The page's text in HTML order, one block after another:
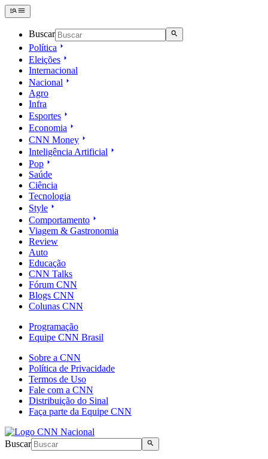
Buscar
Política
Eleições
Internacional
Nacional
Agro
Infra
Esportes
Economia
CNN Money
Inteligência Artificial
Pop
Saúde
Ciência
Tecnologia
Style
Comportamento
Viagem & Gastronomia
Review
Auto
Educação
CNN Talks
Fórum CNN
Blogs CNN
Colunas CNN
Programação
Equipe CNN Brasil
Sobre a CNN
Política de Privacidade
Termos de Uso
Fale com a CNN
Distribuição do Sinal
Faça parte da Equipe CNN
Buscar